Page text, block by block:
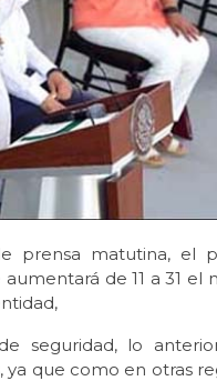
prensa matutina, el
de 11 a 31
seguridad, lo
que como en otras